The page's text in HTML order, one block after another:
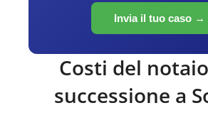
Invia il tuo caso →
Costi del
successione a